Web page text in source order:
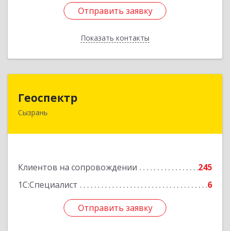
Отправить заявку
Показать контакты
Отправить заявку
Назад
Геоспектр
Сызрань
Клиентов на сопровождении
245
1С:Специалист
6
Отправить заявку
446001, Самарская обл, Сызрань г, Кирова ул,
Отправить заявку